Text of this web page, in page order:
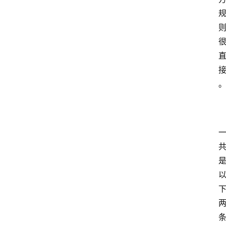
规
则
很
直
接
。
一
共
是
以
下
两
条